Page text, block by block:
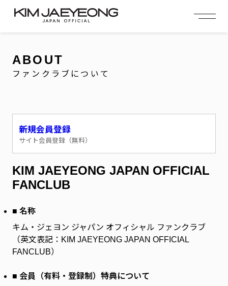
NEWS
PROFILE
EVENT
会員特典
FANCLUB
ファンクラブ
FC NEWS
OFFICIAL MENU
FC NEWS VIDEO GALLERY
ABOUT
ファンクラブについて
新規会員登録
サイト会員登録（無料）
KIM JAEYEONG JAPAN OFFICIAL
FANCLUB
■ 名称
キム・ジェヨン ジャパン オフィシャル ファンクラブ
（英文表記：KIM JAEYEONG JAPAN OFFICIAL
FANCLUB）
■ 会員（有料・登録制）特典について